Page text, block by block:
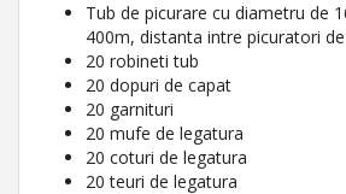
Tub de picurare cu diametru de
400m, distanta intre picuratori
20 robineti tub
20 dopuri de capat
20 garnituri
20 mufe de legatura
20 coturi de legatura
20 teuri de legatura